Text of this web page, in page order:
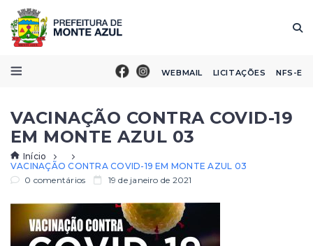
WEBMAIL LICITAÇÕES NFS-E
VACINAÇÃO CONTRA COVID-19
EM MONTE AZUL 03
Início
VACINAÇÃO CONTRA COVID-19 EM MONTE AZUL 03
0 comentários
19 de janeiro de 2021